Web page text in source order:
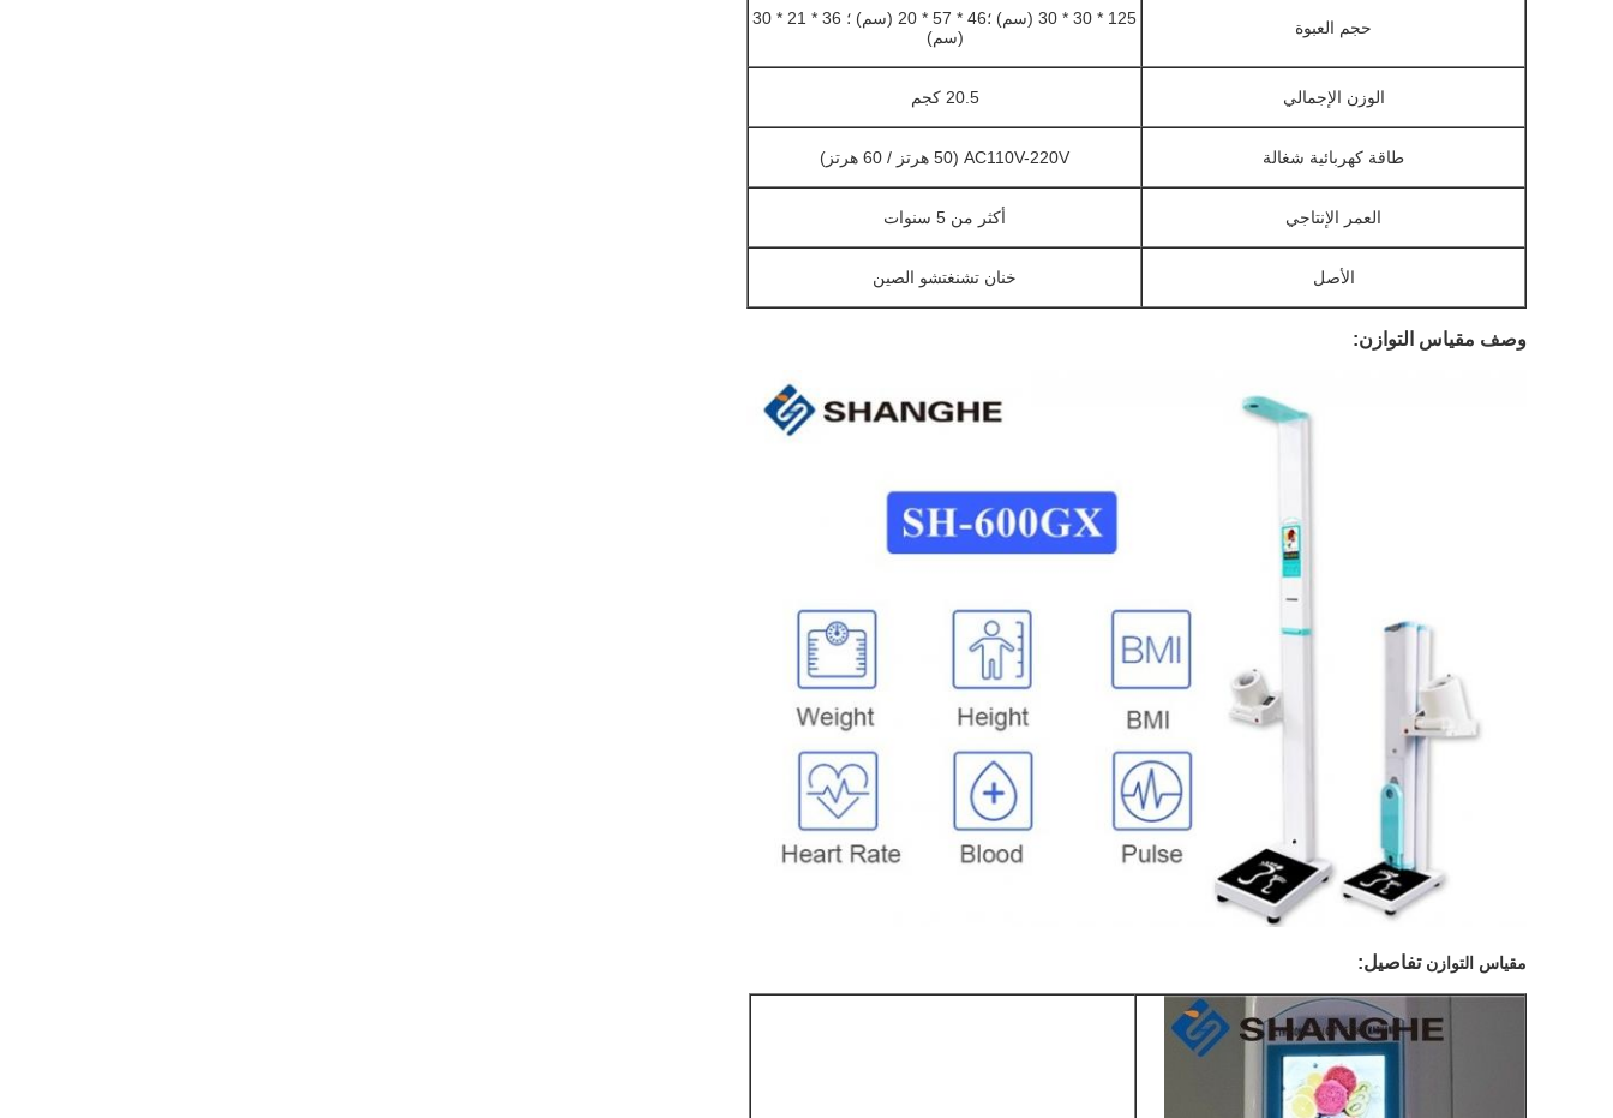
حجم العبوة
125 * 30 * 30 (سم) ؛46 * 57 * 20 (سم) ؛ 36 * 21 * 30
(سم)
الوزن الإجمالي 20.5 كجم
طاقة كهربائية شغالة AC110V-220V (50 هرتز / 60 هرتز)
العمر الإنتاجي أكثر من 5 سنوات
الأصل خنان تشنغتشو الصين
وصف مقياس التوازن:
مقياس التوازن تفاصيل: